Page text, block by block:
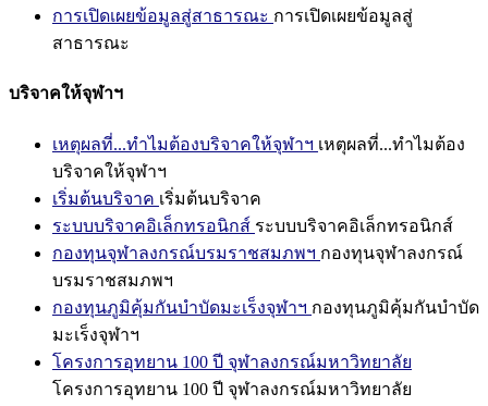
การเปิดเผยข้อมูลสู่สาธารณะ การเปิดเผยข้อมูลสู่
สาธารณะ
บริจาคให้จุฬาฯ
เหตุผลที่...ทำไมต้องบริจาคให้จุฬาฯ เหตุผลที่...ทำไมต้อง
บริจาคให้จุฬาฯ
เริ่มต้นบริจาค เริ่มต้นบริจาค
ระบบบริจาคอิเล็กทรอนิกส์ ระบบบริจาคอิเล็กทรอนิกส์
กองทุนจุฬาลงกรณ์บรมราชสมภพฯ กองทุนจุฬาลงกรณ์
บรมราชสมภพฯ
กองทุนภูมิคุ้มกันบำบัดมะเร็งจุฬาฯ กองทุนภูมิคุ้มกันบำบัด
มะเร็งจุฬาฯ
โครงการอุทยาน 100 ปี จุฬาลงกรณ์มหาวิทยาลัย
โครงการอุทยาน 100 ปี จุฬาลงกรณ์มหาวิทยาลัย